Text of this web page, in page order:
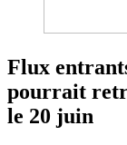
Flux
pourrait
le 20 juin